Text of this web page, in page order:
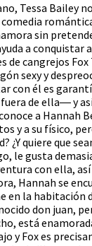
Tessa Bailey
sin
a conquistar
de cangrejos
sexy y
con él es
de ella― y
a Hannah
y a su físico,
¿Y quiere que
le gusta
con ella,
Hannah se
en la habitación
don juan,
está
y Fox es